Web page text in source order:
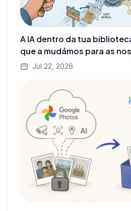
A IA dentro da tua
que a mudámos para as
Jul 22, 2026